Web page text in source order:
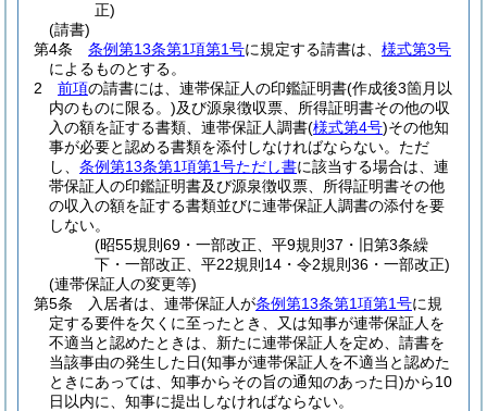
正)
(請書)
第4条
条例第13条第1項第1号に規定する請書は、 様式第3号
によるものとする。
2
前項の請書には、連帯保証人の印鑑証明書(作成後3箇月以
内のものに限る。)及び源泉徴収票、所得証明書その他の収
入の額を証する書類、連帯保証人調書(様式第4号)その他知
事が必要と認める書類を添付しなければならない。 ただ
し、 条例第13条第1項第1号ただし書に該当する場合は、連
帯保証人の印鑑証明書及び源泉徴収票、所得証明書その他
の収入の額を証する書類並びに連帯保証人調書の添付を要
しない。
(昭55規則69・一部改正、平9規則37・旧第3条繰
下・一部改正、平22規則14・令2規則36・一部改正)
(連帯保証人の変更等)
第5条
入居者は、連帯保証人が条例第13条第1項第1号に規
定する要件を欠くに至ったとき、又は知事が連帯保証人を
不適当と認めたときは、新たに連帯保証人を定め、請書を
当該事由の発生した日(知事が連帯保証人を不適当と認めた
ときにあっては、知事からその旨の通知のあった日)から10
日以内に、知事に提出しなければならない。